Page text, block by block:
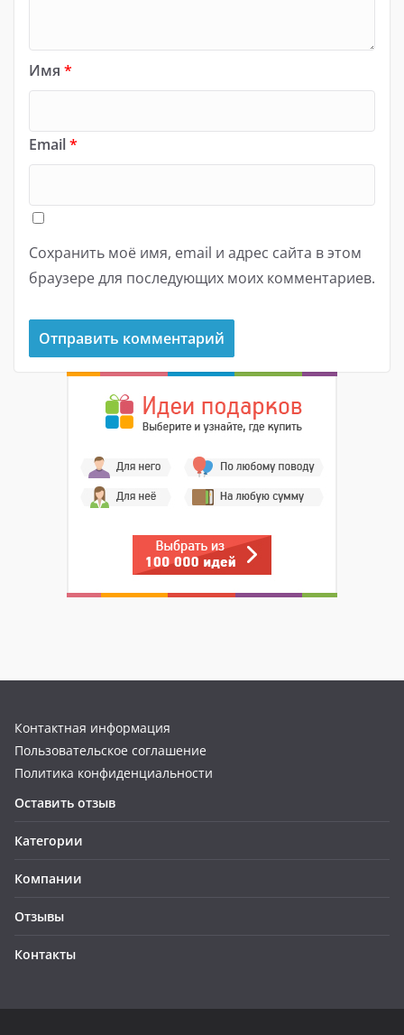
Имя *
Email*
Сохранить моё имя, email и адрес сайта в этом
браузере для последующих моих комментариев.
Контактная информация
Пользовательское соглашение
Политика конфиденциальности
Оставить отзыв
Категории
Компании
Отзывы
Контакты